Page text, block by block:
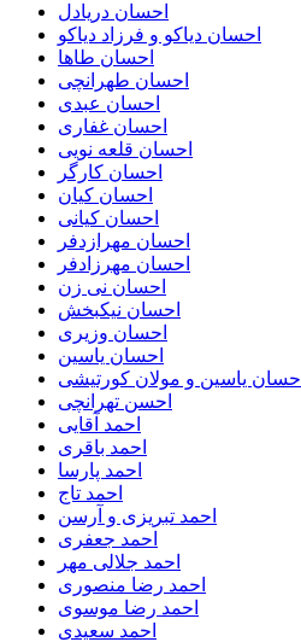
احسان دریادل
احسان دیاکو و فرزاد دیاکو
احسان طاها
احسان طهرانچی
احسان عبدی
احسان غفاری
احسان قلعه نویی
احسان کارگر
احسان کیان
احسان کیانی
احسان مهرازدفر
احسان مهرزادفر
احسان نی زن
احسان نیکبخش
احسان وزیری
احسان یاسین
احسان یاسین و مولان کورتیشی
احسن تهرانچی
احمد آقایی
احمد باقری
احمد پارسا
احمد تاج
احمد تبریزی و آرسن
احمد جعفری
احمد جلالی مهر
احمد رضا منصوری
احمد رضا موسوی
احمد سعیدی